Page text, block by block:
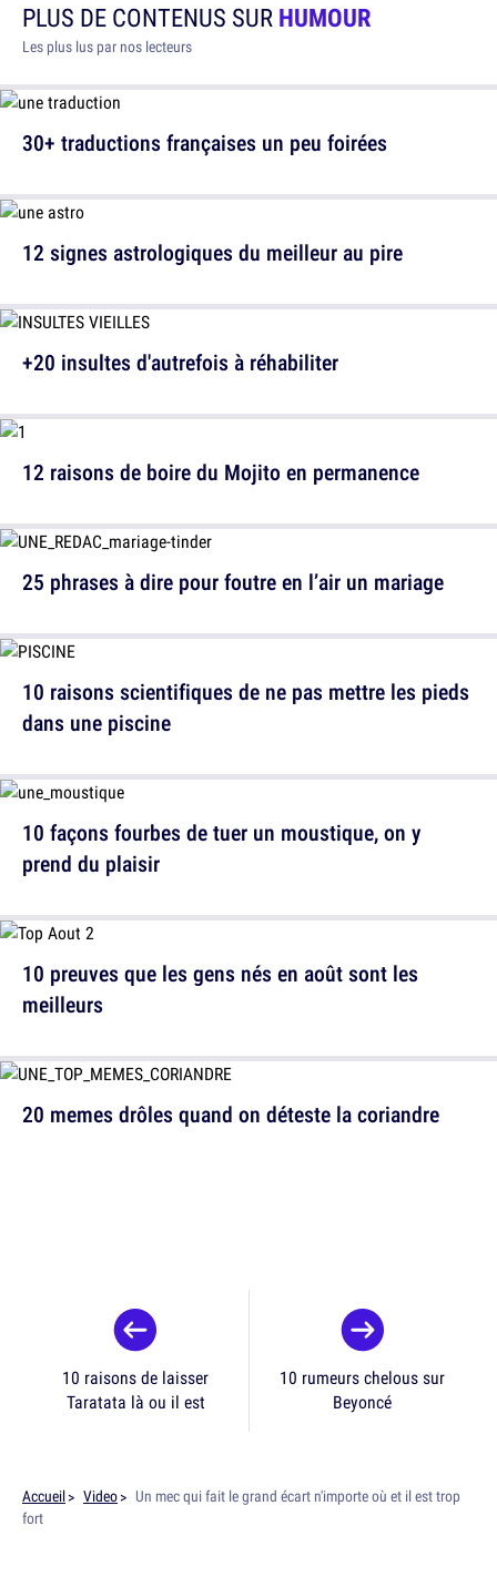
PLUS DE CONTENUS SURHUMOUR
Les plus lus par nos lecteurs
30+ traductions françaises un peu foirées
+20 insultes d'autrefois à réhabiliter
25 phrases à dire pour foutre en l’air un mariage
10 façons fourbes de tuer un moustique, on y
prend du plaisir
20 memes drôles quand on déteste la coriandre
12 signes astrologiques du meilleur au pire
12 raisons de boire du Mojito en permanence
10 raisons scientifiques de ne pas mettre les pieds
dans une piscine
10 preuves que les gens nés en août sont les
meilleurs
10 raisons de laisser
Taratata là ou il est
10 rumeurs chelous sur
Beyoncé
Accueil Video
Un mec qui fait le grand écart n'importe où et il est trop
fort